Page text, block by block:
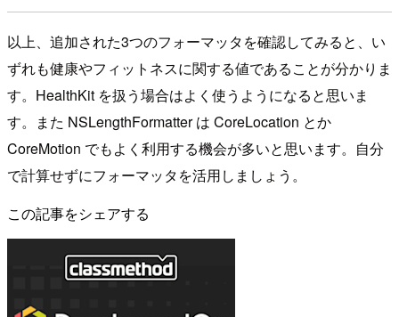
以上、追加された3つのフォーマッタを確認してみると、い
ずれも健康やフィットネスに関する値であることが分かりま
す。HealthKit を扱う場合はよく使うようになると思いま
す。また NSLengthFormatter は CoreLocation とか
CoreMotion でもよく利用する機会が多いと思います。自分
で計算せずにフォーマッタを活用しましょう。
この記事をシェアする